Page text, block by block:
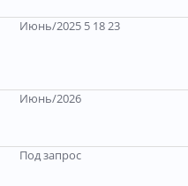
Июнь/2025 5 18 23
Июнь/2026
Под запрос